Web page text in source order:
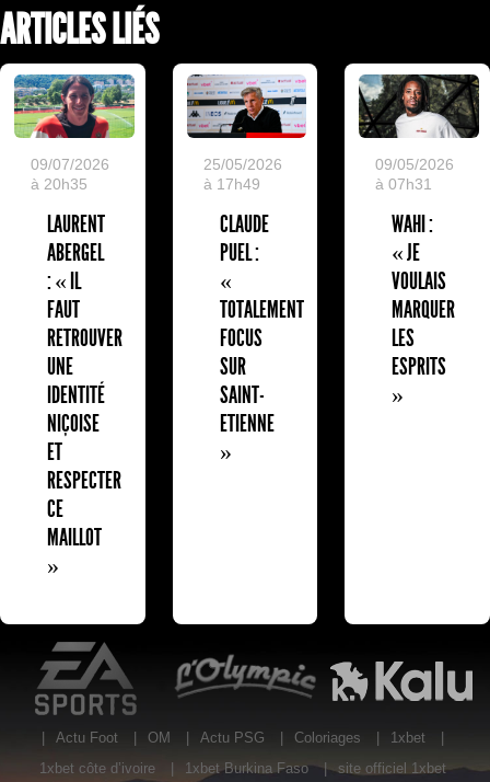
ARTICLES LIÉS
09/07/2026
à 20h35
LAURENT
ABERGEL
: « IL
FAUT
RETROUVER
UNE
IDENTITÉ
NIÇOISE
ET
RESPECTER
CE
MAILLOT
»
25/05/2026
à 17h49
CLAUDE
PUEL :
«
TOTALEMENT
FOCUS
SUR
SAINT-
ETIENNE
»
09/05/2026
à 07h31
WAHI :
« JE
VOULAIS
MARQUER
LES
ESPRITS
»
EA Sports
Actu Foot OM Actu PSG Coloriages 1xbet
1xbet côte d’ivoire
1xbet Burkina Faso | site officiel 1xbet